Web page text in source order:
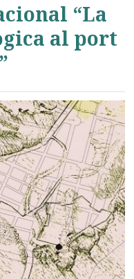
“La
al port